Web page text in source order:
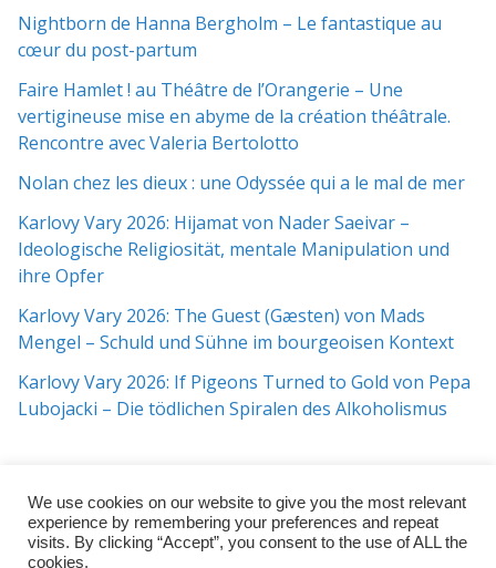
Nightborn de Hanna Bergholm – Le fantastique au
cœur du post-partum
Faire Hamlet ! au Théâtre de l’Orangerie – Une
vertigineuse mise en abyme de la création théâtrale.
Rencontre avec Valeria Bertolotto
Nolan chez les dieux : une Odyssée qui a le mal de mer
Karlovy Vary 2026: Hijamat von Nader Saeivar​​ –
Ideologische Religiosität, mentale Manipulation und
ihre Opfer
Karlovy Vary 2026: The Guest (Gæsten) von Mads
Mengel – Schuld und Sühne im bourgeoisen Kontext
Karlovy Vary 2026: If Pigeons Turned to Gold von Pepa
Lubojacki – Die tödlichen Spiralen des Alkoholismus
We use cookies on our website to give you the most relevant
experience by remembering your preferences and repeat
visits. By clicking “Accept”, you consent to the use of ALL the
cookies.